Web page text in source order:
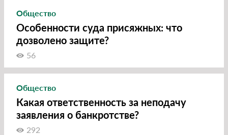
Общество
Особенности суда присяжных: что
дозволено защите?
56
Общество
Какая ответственность за неподачу
заявления о банкротстве?
292